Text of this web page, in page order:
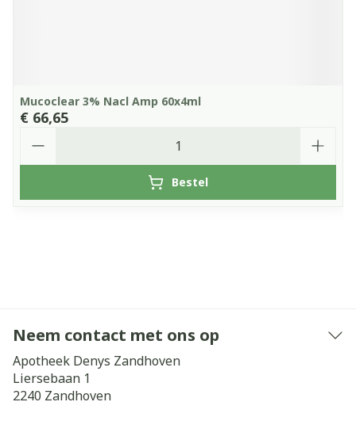
Mucoclear 3% Nacl Amp 60x4ml
€ 66,65
Bestel
Neem contact met ons op
Apotheek Denys Zandhoven
Liersebaan 1
2240 Zandhoven